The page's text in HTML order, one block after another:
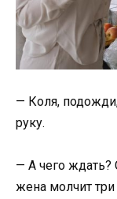
— Коля,
руку.
— А чего ждать?
жена молчит